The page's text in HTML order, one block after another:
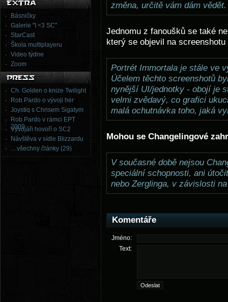
Básničky
Galerie "I <3 SC"
StarCast
Škola multiplayeru
Video týdne
Zoom
Ch. Golden o knize Twilight
Rob Pardo o vývoji her
Joystiq s Chrisem Sigatym
Rob Pardo v rámci EPT
2009
Vývojáři hovoří o SC2
Návštěva v sídle Blizzardu
... všechny články (29)
změna, určitě vám dám vědět.
Jednomu z fanoušků se také
který se objevil na
Portrét Immortala je stále ve
Účelem těchto screenshotů
nynější UI/jednotky - obojí je
velmi zvědavý, co grafici
malá ochutnávka toho, jaká
Mohou se Changelingové
V současné době nejsou
speciální schopnosti, ani
nebo Zerglinga, v závislosti
Komentáře
Jméno:
Text: